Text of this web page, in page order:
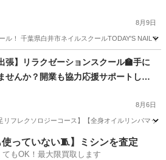
8月9日
ル！ 千葉県白井市ネイルスクールTODAY'S NAILで
ネイル サロン
張】リラクゼーションスクール🏫手に
せんか？開業も協力応援サポートしま
8月6日
リフレクソロジーコース】【全身オイルリンパマ
未経験
使っていない🧵】ミシンを査定
てもOK！最大限買取します